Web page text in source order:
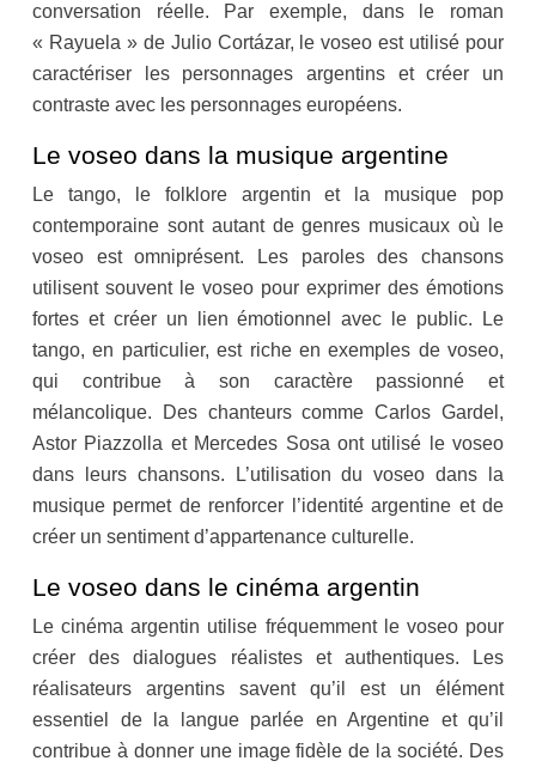
conversation réelle. Par exemple, dans le roman
« Rayuela » de Julio Cortázar, le voseo est utilisé pour
caractériser les personnages argentins et créer un
contraste avec les personnages européens.
Le voseo dans la musique argentine
Le tango, le folklore argentin et la musique pop
contemporaine sont autant de genres musicaux où le
voseo est omniprésent. Les paroles des chansons
utilisent souvent le voseo pour exprimer des émotions
fortes et créer un lien émotionnel avec le public. Le
tango, en particulier, est riche en exemples de voseo,
qui contribue à son caractère passionné et
mélancolique. Des chanteurs comme Carlos Gardel,
Astor Piazzolla et Mercedes Sosa ont utilisé le voseo
dans leurs chansons. L’utilisation du voseo dans la
musique permet de renforcer l’identité argentine et de
créer un sentiment d’appartenance culturelle.
Le voseo dans le cinéma argentin
Le cinéma argentin utilise fréquemment le voseo pour
créer des dialogues réalistes et authentiques. Les
réalisateurs argentins savent qu’il est un élément
essentiel de la langue parlée en Argentine et qu’il
contribue à donner une image fidèle de la société. Des